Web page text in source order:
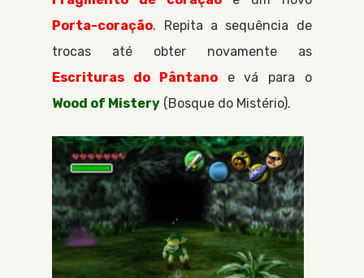
Porta-coração. Repita a sequência de
trocas até obter novamente as
Escrituras do Pântanoe vá para o
Wood of Mistery Bosque do Mistério .